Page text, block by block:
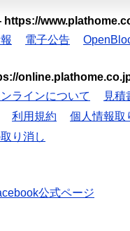
https://
電子公告
ラインについて 見積
利用規約 個人情報取
り消し
公式ページ